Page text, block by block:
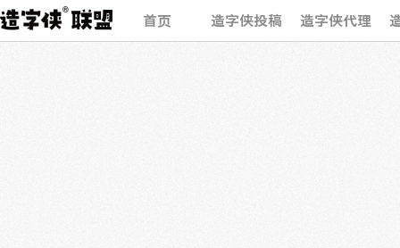
首页 造字侠投稿 造字侠代理